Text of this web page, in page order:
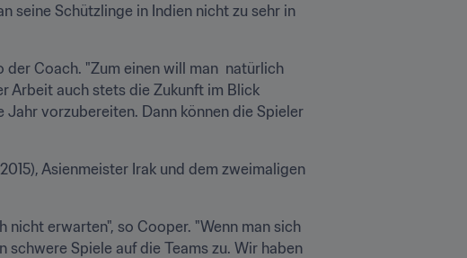
seine Schützlinge in Indien nicht zu sehr in
Coach. "Zum einen will man  natürlich
Arbeit auch stets die Zukunft im Blick
vorzubereiten. Dann können die Spieler
Asienmeister Irak und dem zweimaligen
nicht erwarten", so Cooper. "Wenn man sich
Spiele auf die Teams zu. Wir haben